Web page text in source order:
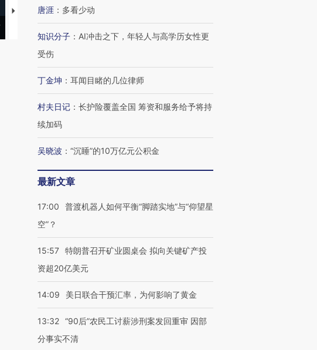
【推广】走进第四届链博
会，让数智科技“链”接产
【特别呈现】寻找100种
有意思的生活方式·第三对
CFO：不靠规模取胜，华
住三大增长引擎是什么？
唐涯 ： 多看少动
知识分子 ： AI冲击之下，年轻人与高学历女性更
受伤
丁金坤 ： 耳闻目睹的几位律师
村夫日记 ： 长护险覆盖全国 筹资和服务给予将持
续加码
吴晓波 ： “沉睡”的10万亿元公积金
最新文章
17:00
普渡机器人如何平衡“脚踏实地”与“仰望星
空”？
15:57 特朗普召开矿业圆桌会 拟向关键矿产投
资超20亿美元
14:09 美日联合干预汇率，为何影响了黄金
13:32 “90后”农民工讨薪涉刑案发回重审 因部
分事实不清